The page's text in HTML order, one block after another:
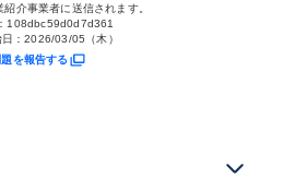
紹介事業者に送信されます。
108dbc59d0d7d361
日：2026/03/05（木）
題を報告する